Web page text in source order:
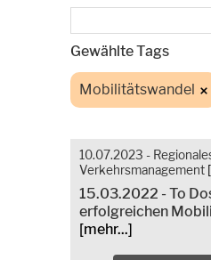
Gewählte Tags
Mobilitätswandel
10.07.2023 -
Verkehrsmanagement
15.03.2022 - To
erfolgreichen
[mehr...]